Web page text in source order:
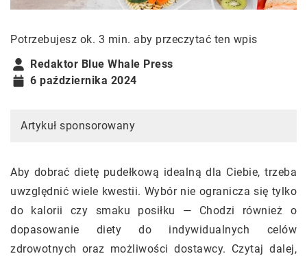
Potrzebujesz ok. 3 min. aby przeczytać ten wpis
Redaktor Blue Whale Press
6 października 2024
Artykuł sponsorowany
Aby dobrać dietę pudełkową idealną dla Ciebie, trzeba
uwzględnić wiele kwestii. Wybór nie ogranicza się tylko
do kalorii czy smaku posiłku — Chodzi również o
dopasowanie diety do indywidualnych celów
zdrowotnych oraz możliwości dostawcy. Czytaj dalej,